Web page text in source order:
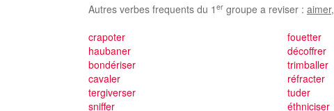
Autres verbes frequents du 1 er groupe a reviser : aimer,
crapoter
haubaner
bondériser
cavaler
tergiverser
sniffer
fouetter
décoffrer
trimballer
réfracter
tuder
éthniciser